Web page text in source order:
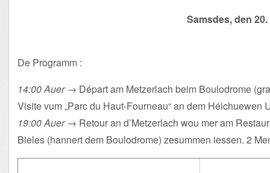
Samsdes, den
De Programm :
14:00 Auer → Départ am Metzerlach beim Boulodrome
Visite vum „Parc du Haut-Fourneau“ an dem Héichuewen
19:00 Auer→ Retour an d’Metzerlach wou mer am
Bieles (hannert dem Boulodrome) zesummen iessen. 2